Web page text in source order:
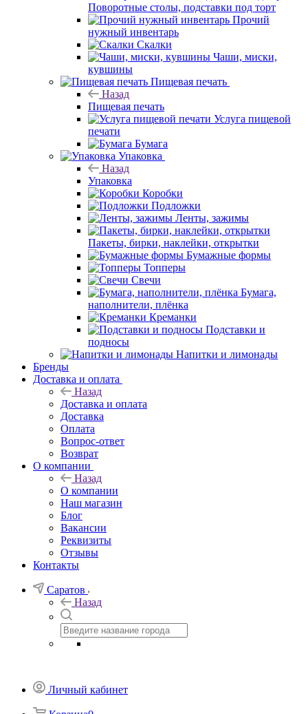
Поворотные столы, подставки под торт
Прочий
нужный инвентарь
Скалки
Чаши, миски,
кувшины
Пищевая печать
Назад
Пищевая печать
Услуга пищевой
печати
Бумага
Упаковка
Назад
Упаковка
Коробки
Подложки
Ленты, зажимы
Пакеты, бирки, наклейки, открытки
Бумажные формы
Топперы
Свечи
Бумага,
наполнители, плёнка
Креманки
Подставки и
подносы
Напитки и лимонады
Бренды
Доставка и оплата
Назад
Доставка и оплата
Доставка
Оплата
Вопрос-ответ
Возврат
О компании
Назад
О компании
Наш магазин
Блог
Вакансии
Реквизиты
Отзывы
Контакты
Саратов
Назад
Личный кабинет